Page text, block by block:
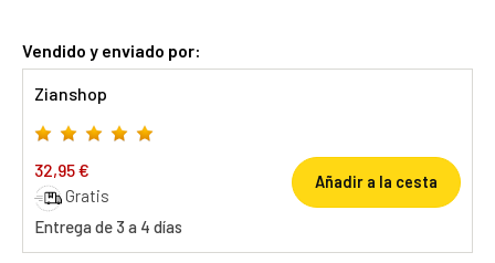
Vendido y enviado por:
Zianshop
32,95 €
Gratis
Entrega de 3 a 4 días
Añadir a la cesta